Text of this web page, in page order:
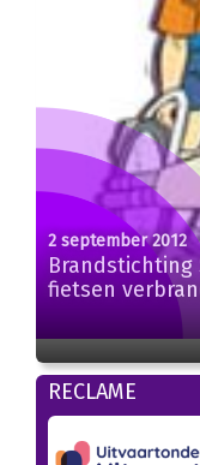
2 september 2012
fietsen
RECLAME